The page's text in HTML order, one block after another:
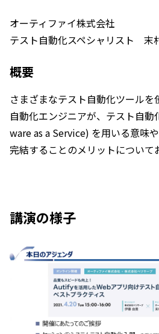
オーティファイ株式会社
テスト自動化スペシャリスト 末
概要
さまざまなテスト自動化ツール
自動化エンジニアが、テスト自
ware as a Service) を用いる意味
完結することのメリットについて
講演の様子